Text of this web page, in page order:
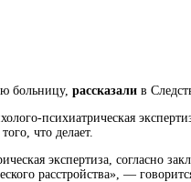
больницу, рассказали в
психиатрическая
что делает.
экспертиза, согласно
расстройства», —